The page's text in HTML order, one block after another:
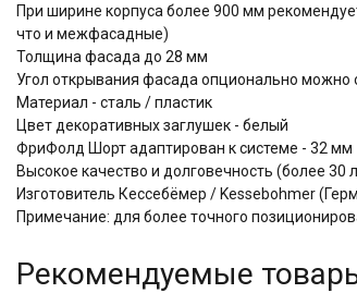
При ширине корпуса более 900 мм
что и межфасадные)
Толщина фасада до 28 мм
Угол открывания фасада опционально можно
Материал - сталь / пластик
Цвет декоративных заглушек - белый
ФриФолд Шорт адаптирован к системе - 32 мм
Высокое качество и долговечность (более
Изготовитель Кессебёмер / Kessebohmer
Примечание: для более точного
Рекомендуемые